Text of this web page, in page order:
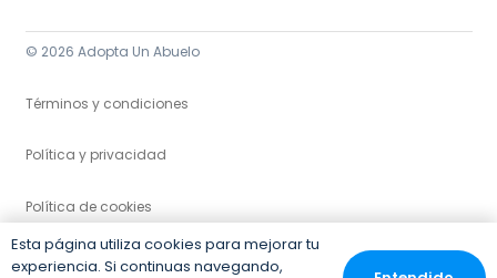
© 2026 Adopta Un Abuelo
Términos y condiciones
Política y privacidad
Política de cookies
Esta página utiliza cookies para mejorar tu
experiencia. Si continuas navegando,